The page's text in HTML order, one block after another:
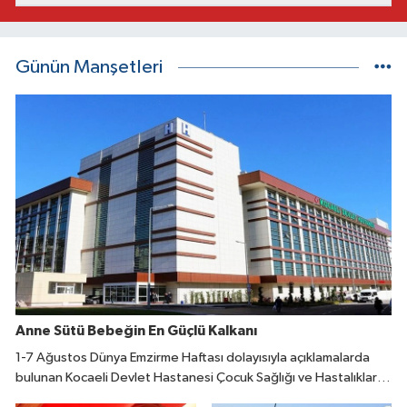
Günün Manşetleri
Anne Sütü Bebeğin En Güçlü Kalkanı
1-7 Ağustos Dünya Emzirme Haftası dolayısıyla açıklamalarda
bulunan Kocaeli Devlet Hastanesi Çocuk Sağlığı ve Hastalıkları